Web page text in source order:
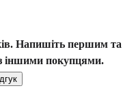
Напишіть першим та
іншими покупцями.